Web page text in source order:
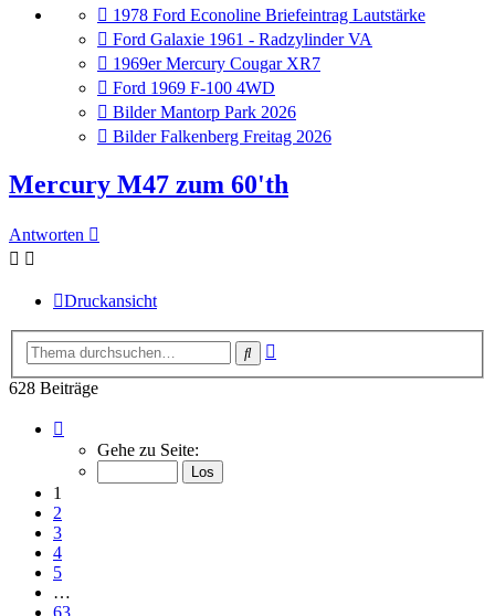
Gehe
zum
letzten
Beitrag
1978 Ford Econoline Briefeintrag Lautstärke
Gehe
zum
letzten
Beitrag
Ford Galaxie 1961 - Radzylinder VA
Gehe
zum
letzten
Beitrag
1969er Mercury Cougar XR7
Gehe
zum
letzten
Beitrag
Ford 1969 F-100 4WD
Gehe
zum
letzten
Bilder Mantorp Park 2026
Gehe
letzten
Beitrag
Bilder Falkenberg Freitag 2026
Mercury M47 zum 60'th
Antworten
Druckansicht
Suche
628 Beiträge
von
Gehe zu Seite:
1
2
3
4
5
…
63